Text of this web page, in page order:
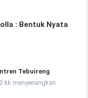
: Bentuk Nyata
Tebuireng
kk menyenangkan